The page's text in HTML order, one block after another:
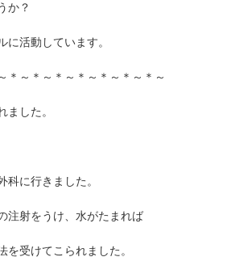
か？
に活動しています。
＊～＊～＊～＊～＊～＊～＊～
ました。
科に行きました。
注射をうけ、水がたまれば
を受けてこられました。